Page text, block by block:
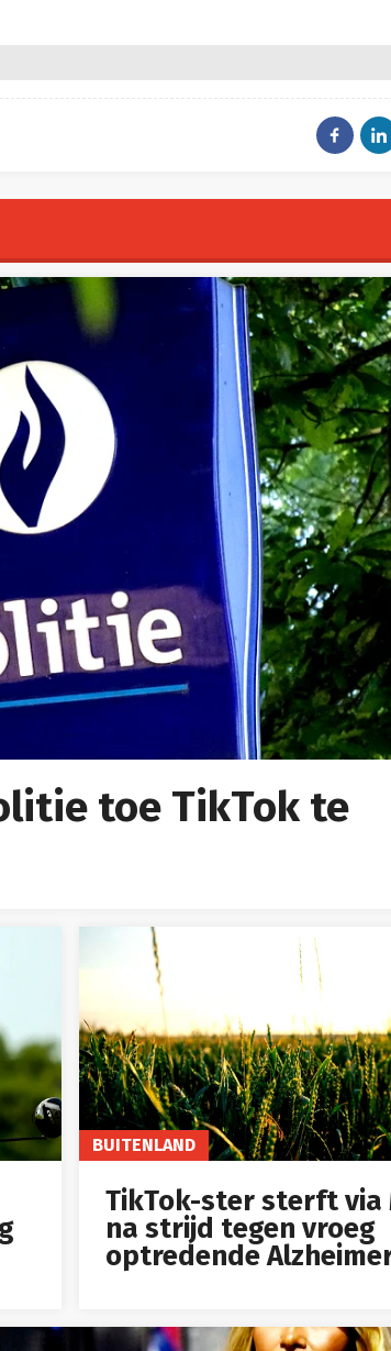
toe TikTok te
BUITENLAND
TikTok-ster sterft via
na strijd tegen vroeg
optredende